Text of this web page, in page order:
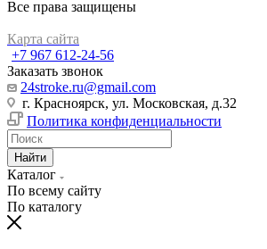
Все права защищены
Карта сайта
+7 967 612-24-56
Заказать звонок
24stroke.ru@gmail.com
г. Красноярск, ул. Московская, д.32
Политика конфиденциальности
Найти
Каталог
По всему сайту
По каталогу